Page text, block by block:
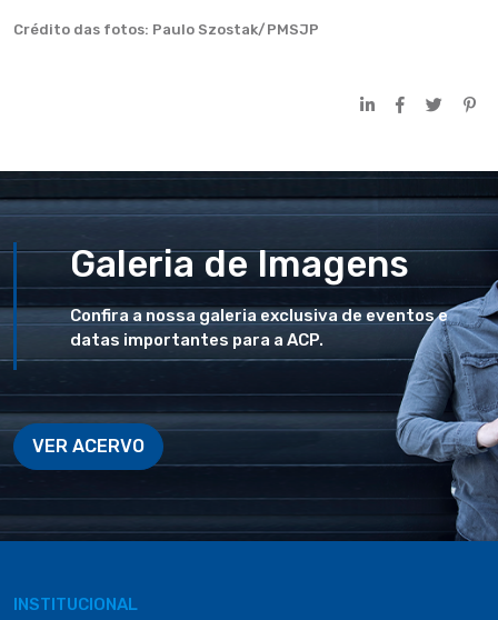
Crédito das fotos: Paulo Szostak/PMSJP
Galeria de Imagens
Confira a nossa galeria exclusiva de eventos e
datas importantes para a ACP.
VER ACERVO
INSTITUCIONAL